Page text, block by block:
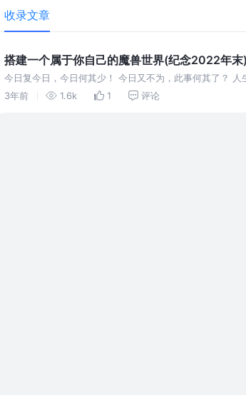
收录文章
搭建一个属于你自己的魔兽世界(纪念2022年末)
今日复今日，今日何其少！ 今日又不为，此事何其了？
赋今日诗，努力请从今日始。
3年前 1.6k 1 评论